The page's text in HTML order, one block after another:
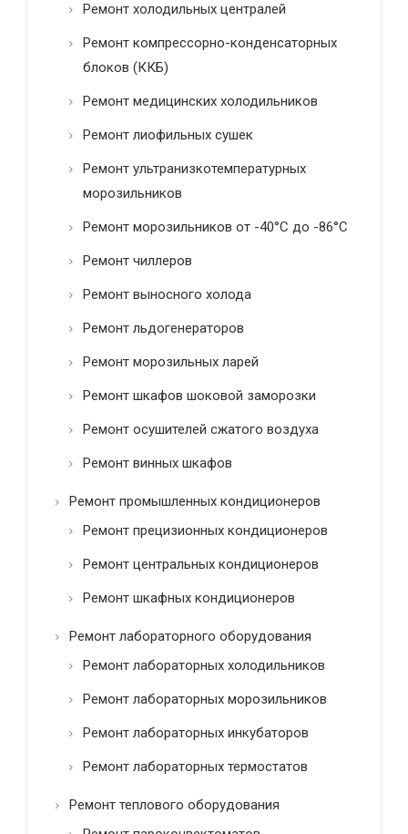
Ремонт холодильных централей
Ремонт компрессорно-конденсаторных
блоков (ККБ)
Ремонт медицинских холодильников
Ремонт лиофильных сушек
Ремонт ультранизкотемпературных
морозильников
Ремонт морозильников от -40°C до -86°C
Ремонт чиллеров
Ремонт выносного холода
Ремонт льдогенераторов
Ремонт морозильных ларей
Ремонт шкафов шоковой заморозки
Ремонт осушителей сжатого воздуха
Ремонт винных шкафов
Ремонт промышленных кондиционеров
Ремонт прецизионных кондиционеров
Ремонт центральных кондиционеров
Ремонт шкафных кондиционеров
Ремонт лабораторного оборудования
Ремонт лабораторных холодильников
Ремонт лабораторных морозильников
Ремонт лабораторных инкубаторов
Ремонт лабораторных термостатов
Ремонт теплового оборудования